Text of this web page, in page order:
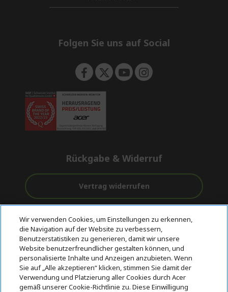
n
d i
e
Folgen Sie uns auf Social
Rückgabe & Widerruf
Vertrag widerrufen
Kostenloser
Versand
vor und nach
dem Kauf
Sichere
Zahlungsoptionen
© 2026 Acer Inc.
CPYou BV ist der autorisierte Wiederverkäufer und Händler der
Produkte und Dienstleistungen, die in diesem Shop angeboten
werden.
Wir verwenden Cookies, um Einstellungen zu erkennen,
die Navigation auf der Website zu verbessern,
Benutzerstatistiken zu generieren, damit wir unsere
Website benutzerfreundlicher gestalten können, und
personalisierte Inhalte und Anzeigen anzubieten. Wenn
Sie auf „Alle akzeptieren“ klicken, stimmen Sie damit der
Verwendung und Platzierung aller Cookies durch Acer
gemäß unserer Cookie-Richtlinie zu. Diese Einwilligung